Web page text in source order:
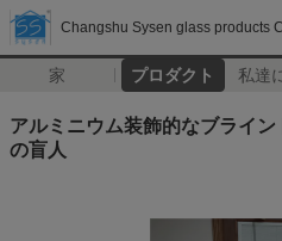
Changshu Sysen glass products
家 プロダクト 私達
アルミニウム装飾的なブライ
の盲人